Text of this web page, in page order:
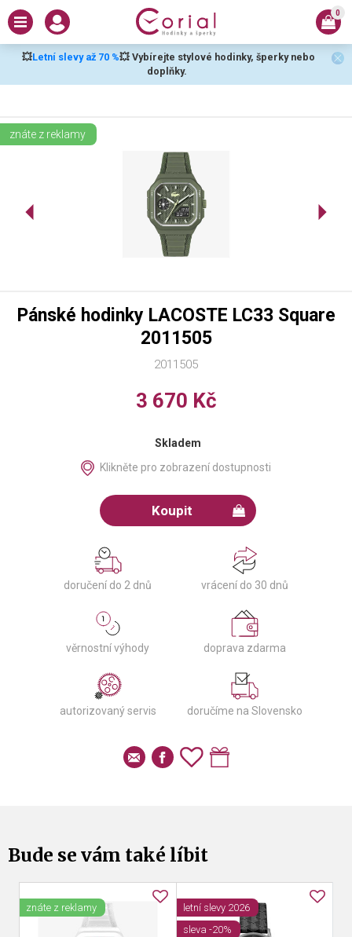
💥Letní slevy až 70 %💥 Vybírejte stylové hodinky, šperky nebo
doplňky.
0
znáte z reklamy
2011505
Pánské hodinky LACOSTE LC33 Square
2011505
3 670 Kč
Skladem
Klikněte pro zobrazení dostupnosti
Koupit
doručení do 2 dnů vrácení do 30 dnů
věrnostní výhody doprava zdarma
autorizovaný servis doručíme na Slovensko
Bude se vám také líbit
znáte z reklamy
letní slevy 2026
sleva -20%